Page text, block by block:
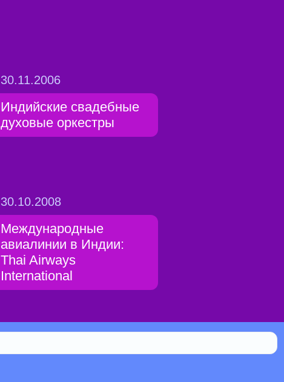
30.11.2006
Индийские свадебные
духовые оркестры
30.10.2008
Международные
авиалинии в Индии:
Thai Airways
International